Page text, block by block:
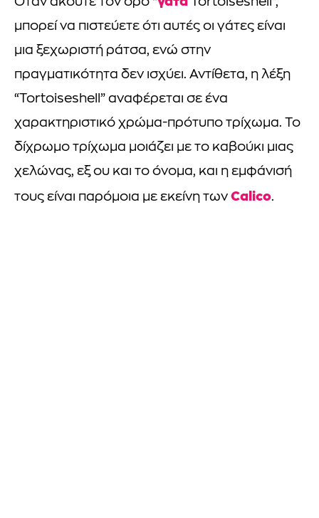
Όταν ακούτε τον όρο “
Tortoiseshell”,
μπορεί να πιστεύετε ότι αυτές οι γάτες είναι
μια ξεχωριστή ράτσα, ενώ στην
πραγματικότητα δεν ισχύει. Αντίθετα, η λέξη
“Tortoiseshell” αναφέρεται σε ένα
χαρακτηριστικό χρώμα-πρότυπο τρίχωμα. Το
δίχρωμο τρίχωμα μοιάζει με το καβούκι μιας
χελώνας, εξ ου και το όνομα, και η εμφάνισή
τους είναι παρόμοια με εκείνη των Calico.